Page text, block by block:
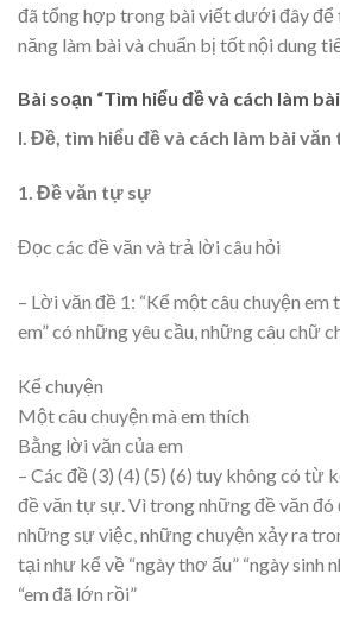
đã tổng hợp trong bài viết dưới đây để
năng làm bài và chuẩn bị tốt nội dung
Bài soạn “Tìm hiểu đề và cách làm
I. Đề, tìm hiểu đề và cách làm bài
1. Đề văn tự sự
Đọc các đề văn và trả lời câu hỏi
– Lời văn đề 1: “Kể một câu chuyện
em” có những yêu cầu, những câu chữ
Kể chuyện
Một câu chuyện mà em thích
Bằng lời văn của em
– Các đề (3) (4) (5) (6) tuy không có từ
đề văn tự sự. Vì trong những đề văn đó
những sự việc, những chuyện xảy ra
tại như kể về “ngày thơ ấu” “ngày sinh
“em đã lớn rồi”